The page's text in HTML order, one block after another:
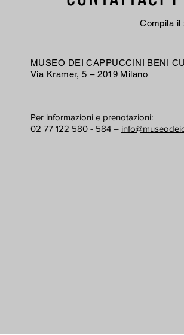
Compila il
MUSEO DEI CAPPUCCINI BENI
Via Kramer, 5 – 2019 Milano
Per informazioni e prenotazioni:
02 77 122 580 - 584 –